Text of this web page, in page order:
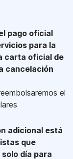
pago oficial
para la
carta oficial de
cancelación
el
adicional está
que
día para